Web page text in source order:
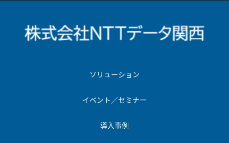
ソリューション
イベント／セミナー
導入事例